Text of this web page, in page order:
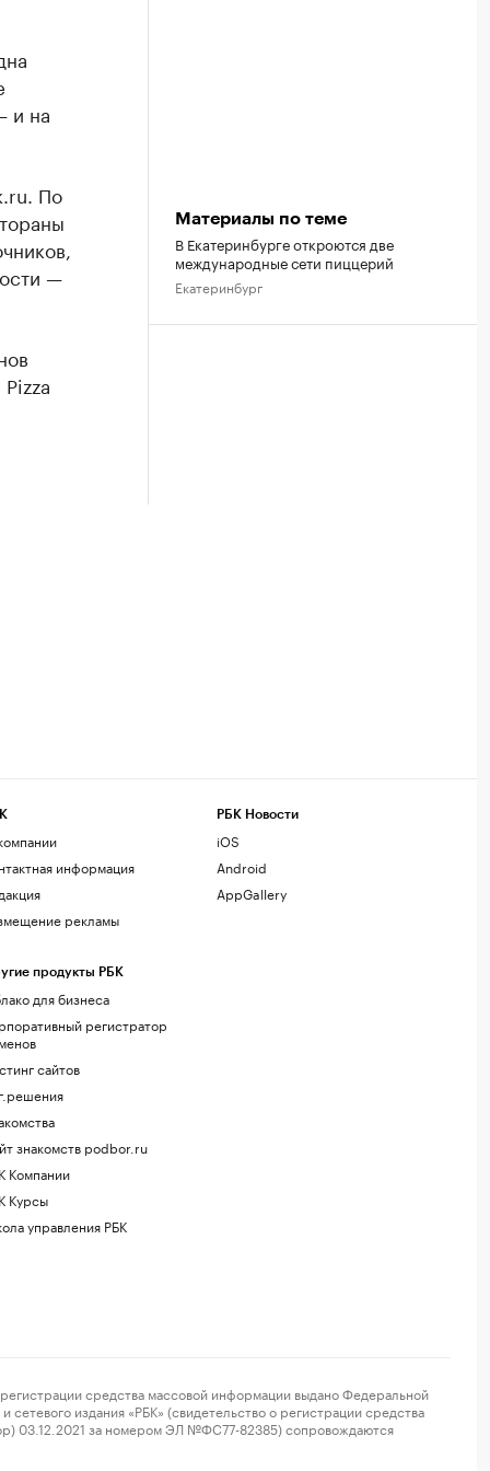
и на
По
—
Материалы по теме
В Екатеринбурге откроются две
международные сети пиццерий
Екатеринбург
информация
рекламы
продукты РБК
для бизнеса
регистратор
сайтов
знакомств podbor.ru
Компании
Курсы
управления РБК
РБК Новости
iOS
Android
AppGallery
средства массовой информации выдано Федеральной
издания «РБК» (свидетельство о регистрации средства
03.12.2021 за номером ЭЛ №ФС77-82385) сопровождаются